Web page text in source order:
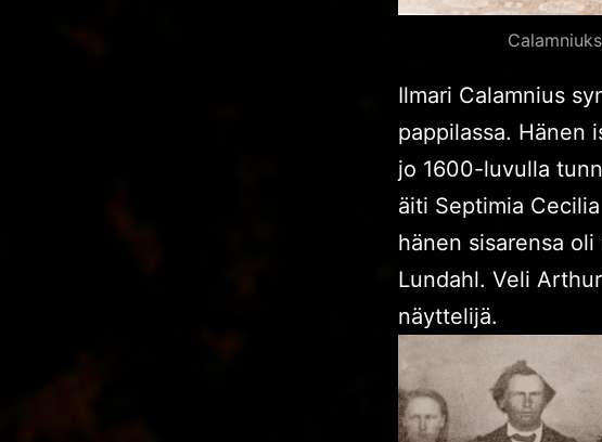
Ilmari Calamnius
pappilassa. Hänen
jo 1600-luvulla
äiti Septimia
hänen sisarensa
Lundahl. Veli
näyttelijä.